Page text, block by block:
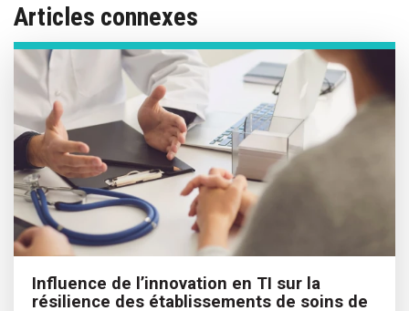
Articles connexes
Influence de l’innovation en TI sur la
résilience des établissements de soins de